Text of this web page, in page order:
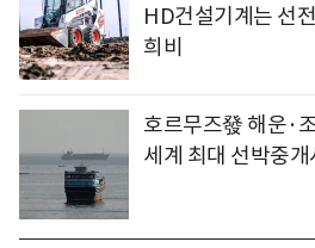
HD건설기계는 선
희비
호르무즈發 해운·
세계 최대 선박중